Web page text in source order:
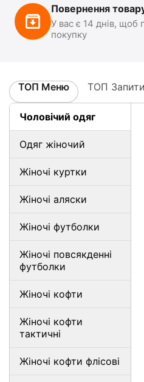
Повернення
У вас є 14 днів, щоб
покупку
ТОП Меню ТОП Запити
Чоловічий одяг
Одяг жіночий
Жіночі куртки
Жіночі аляски
Жіночі футболки
Жіночі повсякденні
футболки
Жіночі кофти
Жіночі кофти
тактичні
Жіночі кофти флісові